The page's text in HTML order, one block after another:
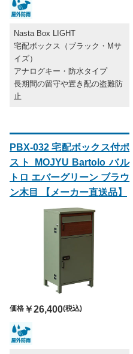
Nasta Box LIGHT
宅配ボックス（ブラック・Mサ
イズ）
アナログキー・防水タイプ
長期間の留守や置き配の盗難防
止
PBX-032 宅配ボックス付ポ
スト MOJYU Bartolo バル
トロ エバーグリーン ブラウ
ン木目 【メーカー直送品】
価格 ￥26,400(税込)